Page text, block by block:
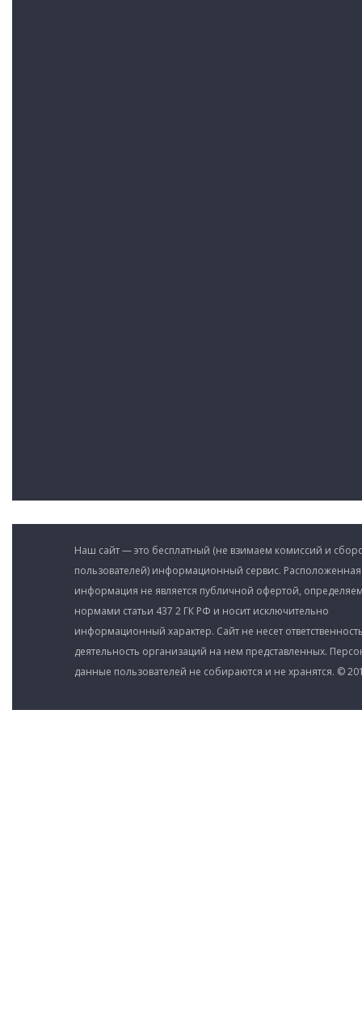
Наш сайт — это бесплатный (не взимаем комиссий и
пользователей) информационный сервис.
информация не является публичной офертой,
нормами статьи 437 2 ГК РФ и носит исключительно
информационный характер. Сайт не несет
деятельность организаций на нем представленных.
данные пользователей не собираются и не хранятся. ©